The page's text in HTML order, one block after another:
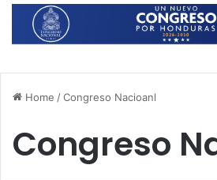
Home /Congreso Nacioanl
Congreso